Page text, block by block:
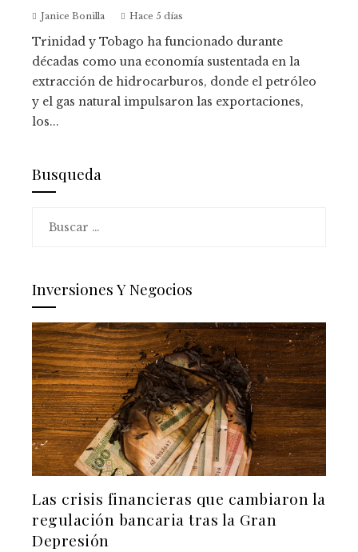
Janice Bonilla Hace 5 días
Trinidad y Tobago ha funcionado durante
décadas como una economía sustentada en la
extracción de hidrocarburos, donde el petróleo
y el gas natural impulsaron las exportaciones,
los...
Busqueda
Inversiones Y Negocios
Las crisis financieras que cambiaron la
regulación bancaria tras la Gran
Depresión